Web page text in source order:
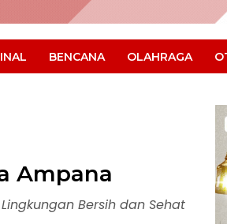
BENCANA OLAHRAGA
Ampana
Bersih dan Sehat